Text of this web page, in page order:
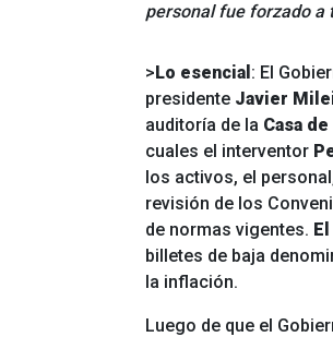
personal fue forzado a
>Lo esencial : El
presidente Javier
auditoría de la Casa
cuales el interventor
los activos, el
revisión de los
de normas vigentes.
billetes de baja
la inflación.
Luego de que el